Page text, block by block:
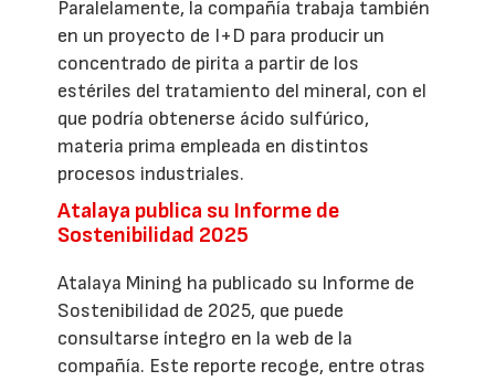
Paralelamente, la compañía trabaja también
en un proyecto de I+D para producir un
concentrado de pirita a partir de los
estériles del tratamiento del mineral, con el
que podría obtenerse ácido sulfúrico,
materia prima empleada en distintos
procesos industriales.
Atalaya publica su Informe de
Sostenibilidad 2025
Atalaya Mining ha publicado su Informe de
Sostenibilidad de 2025, que puede
consultarse íntegro en la web de la
compañía. Este reporte recoge, entre otras